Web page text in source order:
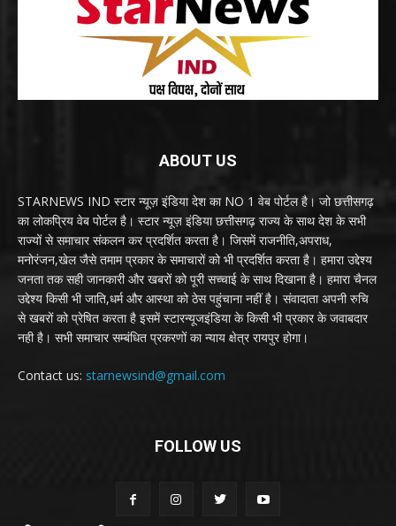
ABOUT US
STARNEWS IND स्टार न्यूज़ इंडिया देश का NO 1 वेब पोर्टल है। जो छत्तीसगढ़
का लोकप्रिय वेब पोर्टल है। स्टार न्यूज़ इंडिया छत्तीसगढ़ राज्य के साथ देश के सभी
राज्यों से समाचार संकलन कर प्रदर्शित करता है। जिसमें राजनीति,अपराध,
मनोरंजन,खेल जैसे तमाम प्रकार के समाचारों को भी प्रदर्शित करता है। हमारा उद्देश्य
जनता तक सही जानकारी और खबरों को पूरी सच्चाई के साथ दिखाना है। हमारा चैनल
उद्देश्य किसी भी जाति,धर्म और आस्था को ठेस पहुंचाना नहीं है। संवादाता अपनी रुचि
से खबरों को प्रेषित करता है इसमें स्टारन्यूजइंडिया के किसी भी प्रकार के जवाबदार
नही है। सभी समाचार सम्बंधित प्रकरणों का न्याय क्षेत्र रायपुर होगा।
Contact us: starnewsind@gmail.com
FOLLOW US